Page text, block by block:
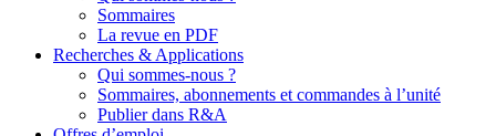
Sommaires
La revue en PDF
Recherches & Applications
Qui sommes-nous ?
Sommaires, abonnements et commandes à l’unité
Publier dans R&A